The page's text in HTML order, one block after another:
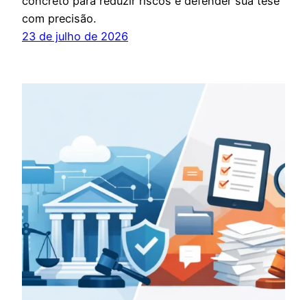
com precisão.
23 de julho de 2026